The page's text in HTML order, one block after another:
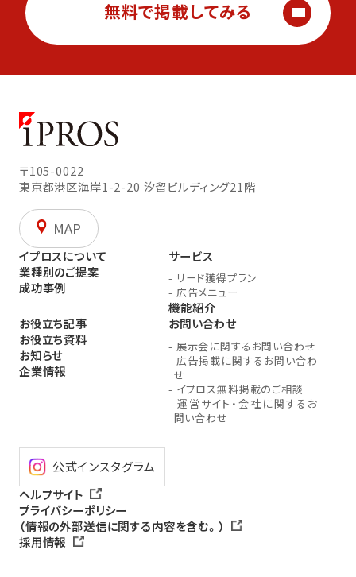
無料で掲載してみる
〒105-0022
東京都港区海岸1-2-20 汐留ビルディング21階
MAP
イプロスについて
業種別のご提案
成功事例
サービス
- リード獲得プラン
- 広告メニュー
機能紹介
お役立ち記事
お役立ち資料
お知らせ
企業情報
お問い合わせ
- 展示会に関するお問い合わせ
- 広告掲載に関するお問い合わ
せ
- イプロス無料掲載のご相談
- 運営サイト・会社に関するお
問い合わせ
公式インスタグラム
ヘルプサイト
プライバシーポリシー
（情報の外部送信に関する内容を含む。）
採用情報